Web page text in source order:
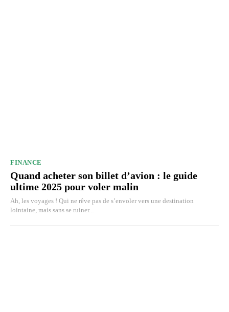
FINANCE
Quand acheter son billet d’avion : le guide
ultime 2025 pour voler malin
Ah, les voyages ! Qui ne rêve pas de s’envoler vers une destination
lointaine, mais sans se ruiner...